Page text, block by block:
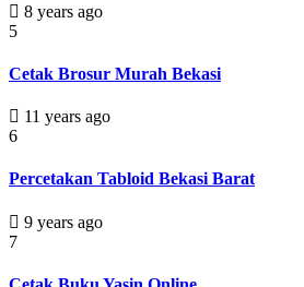
8 years ago
5
Cetak Brosur Murah Bekasi
11 years ago
6
Percetakan Tabloid Bekasi Barat
9 years ago
7